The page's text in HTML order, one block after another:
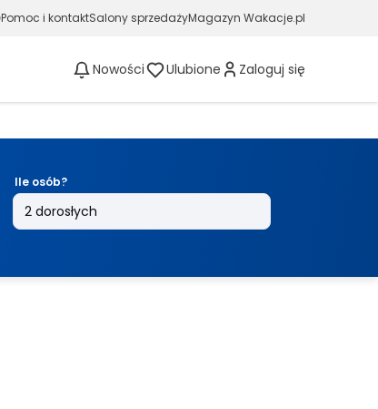
Pomoc i kontaktSalony sprzedażyMagazyn Wakacje.pl
Nowości Ulubione Zaloguj się
Ile osób?